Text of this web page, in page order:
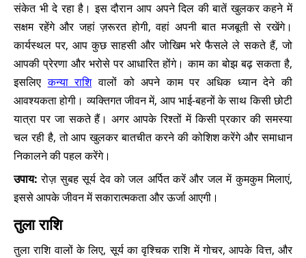
संकेत भी दे रहा है। इस दौरान आप अपने दिल की बातें खुलकर कहने में
सक्षम रहेंगे और जहां ज़रूरत होगी, वहां अपनी बात मजबूती से रखेंगे।
कार्यस्थल पर, आप कुछ साहसी और जोखिम भरे फैसले ले सकते हैं, जो
आपकी प्रेरणा और भरोसे पर आधारित होंगे। काम का बोझ बढ़ सकता है,
इसलिएकन्या राशिवालों को अपने काम पर अधिक ध्यान देने की
आवश्यकता होगी। व्यक्तिगत जीवन में, आप भाई-बहनों के साथ किसी छोटी
यात्रा पर जा सकते हैं। अगर आपके रिश्तों में किसी प्रकार की समस्या
चल रही है, तो आप खुलकर बातचीत करने की कोशिश करेंगे और समाधान
निकालने की पहल करेंगे।
उपाय: रोज़ सुबह सूर्य देव को जल अर्पित करें और जल में कुमकुम मिलाएं,
इससे आपके जीवन में सकारात्मकता और ऊर्जा आएगी।
तुला राशि
तुला राशि वालों के लिए, सूर्य का वृश्चिक राशि में गोचर, आपके वित्त, और